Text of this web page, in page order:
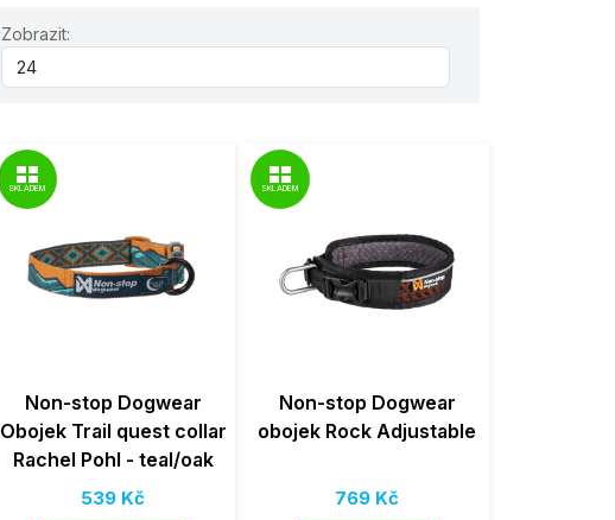
Zobrazit:
SKLADEM
Non-stop Dogwear
Obojek Trail quest collar
Rachel Pohl - teal/oak
539 Kč
SKLADEM
Non-stop Dogwear
obojek Rock Adjustable
769 Kč